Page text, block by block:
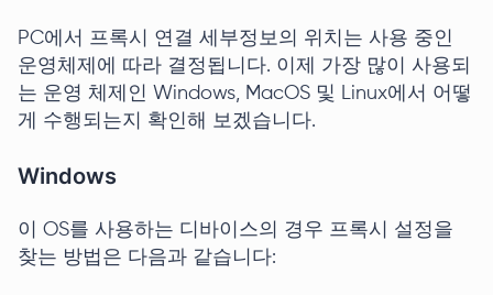
PC에서 프록시 연결 세부정보의 위치는 사용 중인
운영체제에 따라 결정됩니다. 이제 가장 많이 사용되
는 운영 체제인 Windows, MacOS 및 Linux에서 어떻
게 수행되는지 확인해 보겠습니다.
Windows
이 OS를 사용하는 디바이스의 경우 프록시 설정을
찾는 방법은 다음과 같습니다: